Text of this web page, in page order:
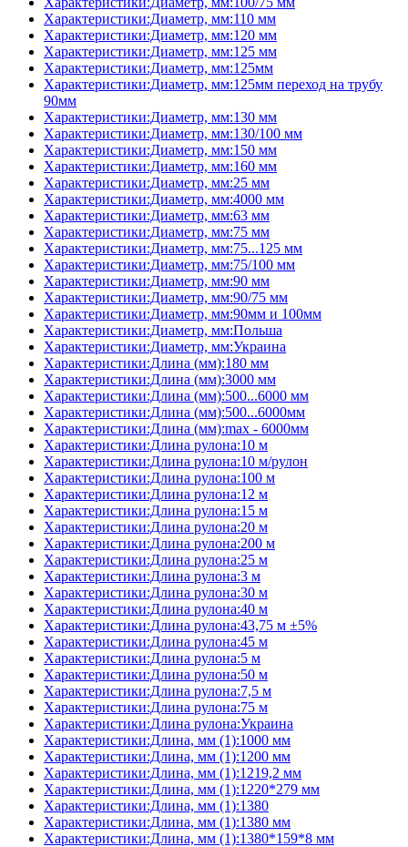
Характеристики:Диаметр, мм:110 мм
Характеристики:Диаметр, мм:120 мм
Характеристики:Диаметр, мм:125 мм
Характеристики:Диаметр, мм:125мм
Характеристики:Диаметр, мм:125мм переход на трубу
90мм
Характеристики:Диаметр, мм:130 мм
Характеристики:Диаметр, мм:130/100 мм
Характеристики:Диаметр, мм:150 мм
Характеристики:Диаметр, мм:160 мм
Характеристики:Диаметр, мм:25 мм
Характеристики:Диаметр, мм:4000 мм
Характеристики:Диаметр, мм:63 мм
Характеристики:Диаметр, мм:75 мм
Характеристики:Диаметр, мм:75...125 мм
Характеристики:Диаметр, мм:75/100 мм
Характеристики:Диаметр, мм:90 мм
Характеристики:Диаметр, мм:90/75 мм
Характеристики:Диаметр, мм:90мм и 100мм
Характеристики:Диаметр, мм:Польша
Характеристики:Диаметр, мм:Украина
Характеристики:Длина (мм):180 мм
Характеристики:Длина (мм):3000 мм
Характеристики:Длина (мм):500...6000 мм
Характеристики:Длина (мм):500...6000мм
Характеристики:Длина (мм):max - 6000мм
Характеристики:Длина рулона:10 м
Характеристики:Длина рулона:10 м/рулон
Характеристики:Длина рулона:100 м
Характеристики:Длина рулона:12 м
Характеристики:Длина рулона:15 м
Характеристики:Длина рулона:20 м
Характеристики:Длина рулона:200 м
Характеристики:Длина рулона:25 м
Характеристики:Длина рулона:3 м
Характеристики:Длина рулона:30 м
Характеристики:Длина рулона:40 м
Характеристики:Длина рулона:43,75 м ±5%
Характеристики:Длина рулона:45 м
Характеристики:Длина рулона:5 м
Характеристики:Длина рулона:50 м
Характеристики:Длина рулона:7,5 м
Характеристики:Длина рулона:75 м
Характеристики:Длина рулона:Украина
Характеристики:Длина, мм (1):1000 мм
Характеристики:Длина, мм (1):1200 мм
Характеристики:Длина, мм (1):1219,2 мм
Характеристики:Длина, мм (1):1220*279 мм
Характеристики:Длина, мм (1):1380
Характеристики:Длина, мм (1):1380 мм
Характеристики:Длина, мм (1):1380*159*8 мм